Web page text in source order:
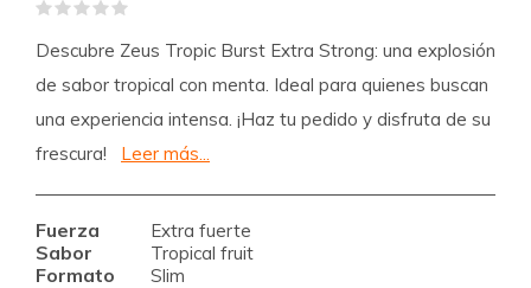
Descubre Zeus Tropic Burst Extra Strong: una explosión
de sabor tropical con menta. Ideal para quienes buscan
una experiencia intensa. ¡Haz tu pedido y disfruta de su
frescura!
Leer más...
Fuerza Extra fuerte
Sabor Tropical fruit
Formato Slim